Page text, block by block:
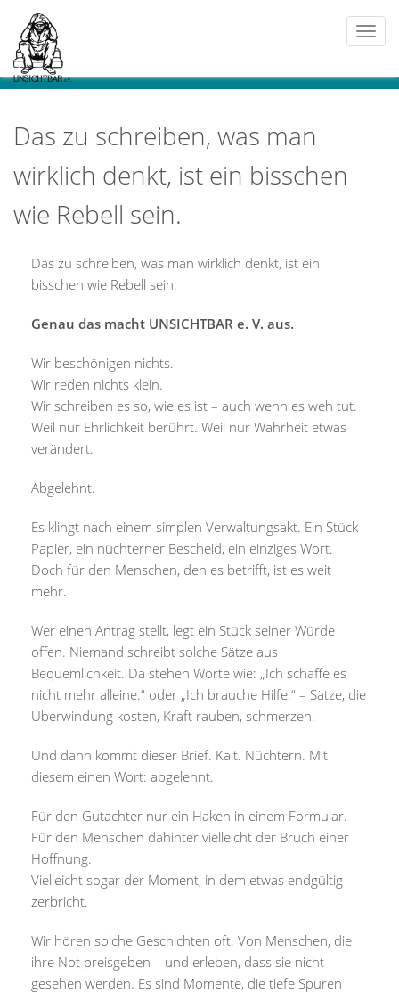
Das zu schreiben, was man
wirklich denkt, ist ein bisschen
wie Rebell sein.
Das zu schreiben, was man wirklich denkt, ist ein
bisschen wie Rebell sein.
Genau das macht UNSICHTBAR e. V. aus.
Wir beschönigen nichts.
Wir reden nichts klein.
Wir schreiben es so, wie es ist – auch wenn es weh tut.
Weil nur Ehrlichkeit berührt. Weil nur Wahrheit etwas
verändert.
Abgelehnt.
Es klingt nach einem simplen Verwaltungsakt. Ein Stück
Papier, ein nüchterner Bescheid, ein einziges Wort.
Doch für den Menschen, den es betrifft, ist es weit
mehr.
Wer einen Antrag stellt, legt ein Stück seiner Würde
offen. Niemand schreibt solche Sätze aus
Bequemlichkeit. Da stehen Worte wie: „Ich schaffe es
nicht mehr alleine.“ oder „Ich brauche Hilfe.“ – Sätze, die
Überwindung kosten, Kraft rauben, schmerzen.
Und dann kommt dieser Brief. Kalt. Nüchtern. Mit
diesem einen Wort: abgelehnt.
Für den Gutachter nur ein Haken in einem Formular.
Für den Menschen dahinter vielleicht der Bruch einer
Hoffnung.
Vielleicht sogar der Moment, in dem etwas endgültig
zerbricht.
Wir hören solche Geschichten oft. Von Menschen, die
ihre Not preisgeben – und erleben, dass sie nicht
gesehen werden. Es sind Momente, die tiefe Spuren